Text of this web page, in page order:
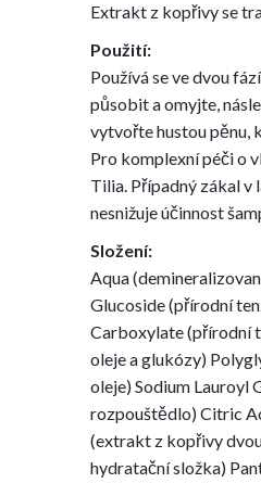
Extrakt z kopřivy se
Použití:
Používá se ve dvou
působit a omyjte,
vytvořte hustou pěnu,
Pro komplexní péči o
Tilia. Případný zákal v
nesnižuje účinnost
Složení:
Aqua
Glucoside (přírodní
Carboxylate (přírodní
oleje a glukózy)
oleje) Sodium Lauroyl
rozpouštědlo) Citric
(extrakt z kopřivy
hydratační složka)